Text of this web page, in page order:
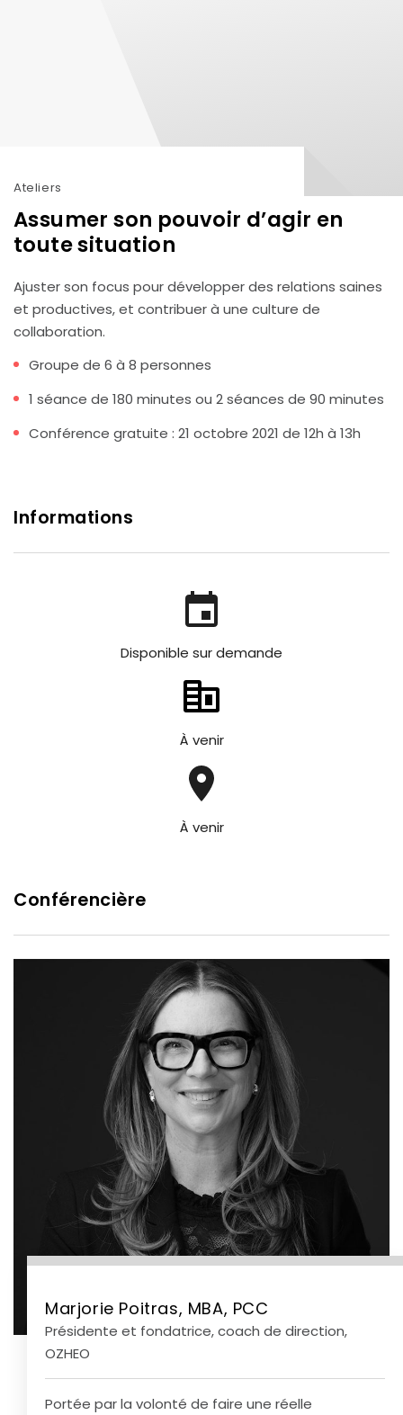
Ateliers
Assumer son pouvoir d’agir en
toute situation
Ajuster son focus pour développer des relations saines
et productives, et contribuer à une culture de
collaboration.
Groupe de 6 à 8 personnes
1 séance de 180 minutes ou 2 séances de 90 minutes
Conférence gratuite : 21 octobre 2021 de 12h à 13h
Informations
Disponible sur demande
À venir
À venir
Conférencière
Marjorie Poitras, MBA, PCC
Présidente et fondatrice, coach de direction,
OZHEO
Portée par la volonté de faire une réelle